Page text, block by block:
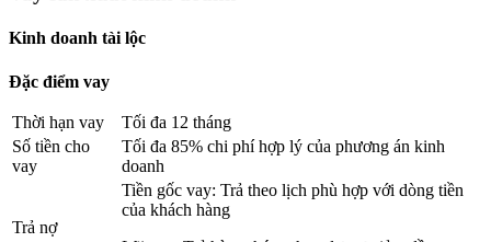
Kinh doanh tài lộc
Đặc điểm vay
Thời hạn vay
Tối đa 12 tháng
Số tiền cho
vay
Tối đa 85% chi phí hợp lý của phương án kinh
doanh
Trả nợ
Tiền gốc vay: Trả theo lịch phù hợp với dòng tiền
của khách hàng